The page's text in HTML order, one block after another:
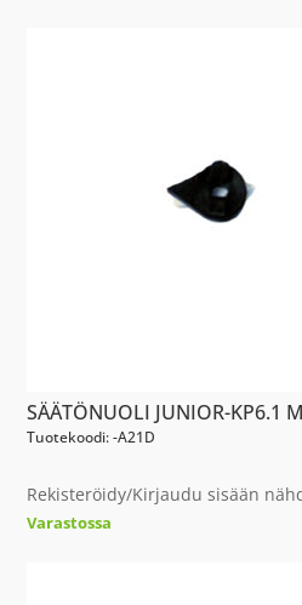
SÄÄTÖNUOLI JUNIOR-KP6.1
Tuotekoodi: -A21D
Rekisteröidy/Kirjaudu sisään
Varastossa